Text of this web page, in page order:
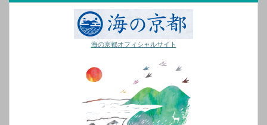
海の京都オフィシャルサイト